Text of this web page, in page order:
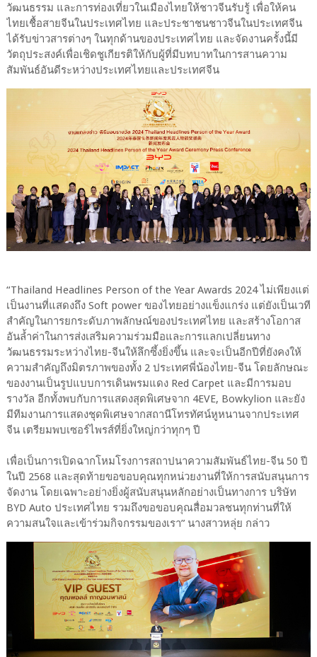
วัฒนธรรม และการท่องเที่ยวในเมืองไทยให้ชาวจีนรับรู้ เพื่อให้คน
ไทยเชื้อสายจีนในประเทศไทย และประชาชนชาวจีนในประเทศจีน
ได้รับข่าวสารต่างๆ ในทุกด้านของประเทศไทย และจัดงานครั้งนี้มี
วัตถุประสงค์เพื่อเชิดชูเกียรติให้กับผู้ที่มีบทบาทในการสานความ
สัมพันธ์อันดีระหว่างประเทศไทยและประเทศจีน
“Thailand Headlines Person of the Year Awards 2024 ไม่เพียงแต่
เป็นงานที่แสดงถึง Soft power ของไทยอย่างแข็งแกร่ง แต่ยังเป็นเวที
สำคัญในการยกระดับภาพลักษณ์ของประเทศไทย และสร้างโอกาส
อันล้ำค่าในการส่งเสริมความร่วมมือและการแลกเปลี่ยนทาง
วัฒนธรรมระหว่างไทย-จีนให้ลึกซึ้งยิ่งขึ้น และจะเป็นอีกปีที่ยังคงให้
ความสำคัญถึงมิตรภาพของทั้ง 2 ประเทศพี่น้องไทย-จีน โดยลักษณะ
ของงานเป็นรูปแบบการเดินพรมแดง Red Carpet และมีการมอบ
รางวัล อีกทั้งพบกับการแสดงสุดพิเศษจาก 4EVE, Bowkylion และยัง
มีทีมงานการแสดงชุดพิเศษจากสถานีโทรทัศน์หูหนานจากประเทศ
จีน เตรียมพบเซอร์ไพรส์ที่ยิ่งใหญ่กว่าทุกๆ ปี
เพื่อเป็นการเปิดฉากโหมโรงการสถาปนาความสัมพันธ์ไทย-จีน 50 ปี
ในปี 2568 และสุดท้ายขอขอบคุณทุกหน่วยงานที่ให้การสนับสนุนการ
จัดงาน โดยเฉพาะอย่างยิ่งผู้สนับสนุนหลักอย่างเป็นทางการ บริษัท
BYD Auto ประเทศไทย รวมถึงขอขอบคุณสื่อมวลชนทุกท่านที่ให้
ความสนใจและเข้าร่วมกิจกรรมของเรา” นางสาวหลุ่ย กล่าว